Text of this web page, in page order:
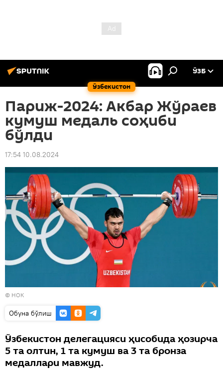
Ўзбекистон
ЎЗБ
Париж-2024: Акбар Жўраев
кумуш медаль соҳиби
бўлди
17:54 10.08.2024
© НОК
Oбуна бўлиш
Ўзбекистон делегацияси ҳисобида ҳозирча
5 та олтин, 1 та кумуш ва 3 та бронза
медаллари мавжуд.